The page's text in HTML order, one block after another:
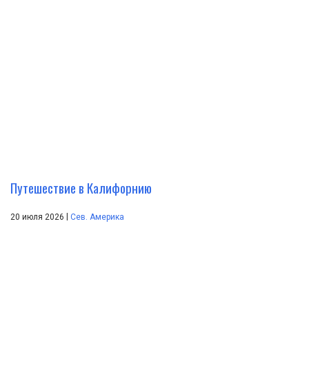
Путешествие в Калифорнию
20 июля 2026 Сев. Америка